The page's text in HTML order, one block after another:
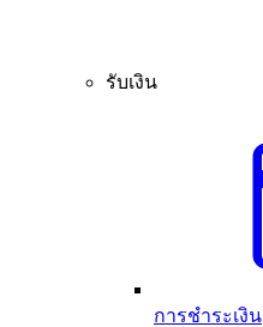
รับเงิน
การชำระเงิน